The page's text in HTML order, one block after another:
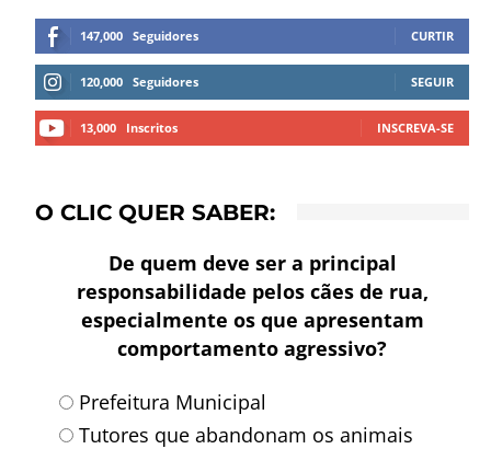
147,000 Seguidores CURTIR
120,000 Seguidores SEGUIR
13,000 Inscritos INSCREVA-SE
O CLIC QUER SABER:
De quem deve ser a principal
responsabilidade pelos cães de rua,
especialmente os que apresentam
comportamento agressivo?
Prefeitura Municipal
Tutores que abandonam os animais